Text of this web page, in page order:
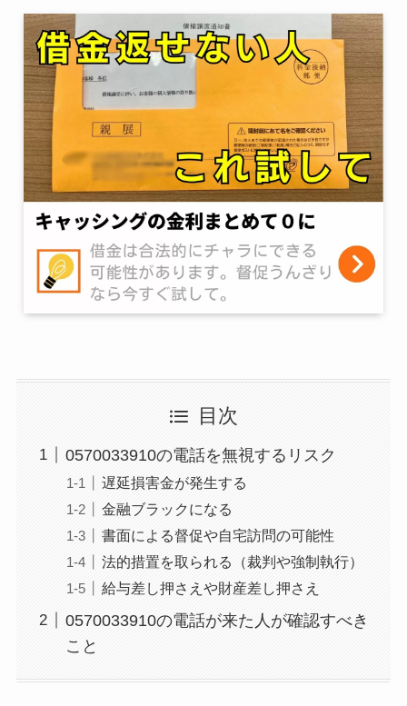
目次
0570033910の電話を無視するリスク
遅延損害金が発生する
金融ブラックになる
書面による督促や自宅訪問の可能性
法的措置を取られる（裁判や強制執行）
給与差し押さえや財産差し押さえ
0570033910の電話が来た人が確認すべき
こと